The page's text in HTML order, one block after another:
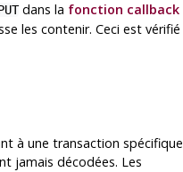
dans la fonction callback
les contenir. Ceci est vérifié
à une transaction spécifique
jamais décodées. Les